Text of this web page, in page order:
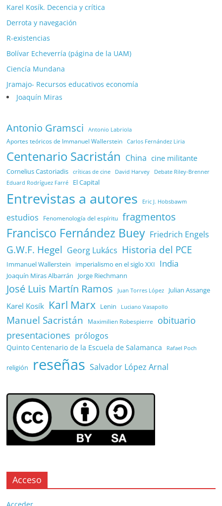
Karel Kosík. Decencia y crítica
Derrota y navegación
R-existencias
Bolívar Echeverría (página de la UAM)
Ciencía Mundana
Jramajo- Recursos educativos economía
Joaquín Miras
Antonio Gramsci Antonio Labriola
Aportes teóricos de Immanuel Wallerstein Carlos Fernández Liria
Centenario Sacristán China cine militante
Cornelius Castoriadis críticas de cine David Harvey Debate Riley-Brenner
Eduard Rodríguez Farré El Capital
Entrevistas a autores Eric J. Hobsbawm
estudios Fenomenología del espíritu fragmentos
Francisco Fernández Buey Friedrich Engels
G.W.F. Hegel Georg Lukács Historia del PCE
Immanuel Wallerstein imperialismo en el siglo XXI India
Joaquín Miras Albarrán Jorge Riechmann
José Luis Martín Ramos Juan Torres López Julian Assange
Karel Kosík Karl Marx Lenin Luciano Vasapollo
Manuel Sacristán Maximilien Robespierre
obituario
presentaciones prólogos
Quinto Centenario de la Escuela de Salamanca Rafael Poch
religión reseñas Salvador López Arnal
Acceso